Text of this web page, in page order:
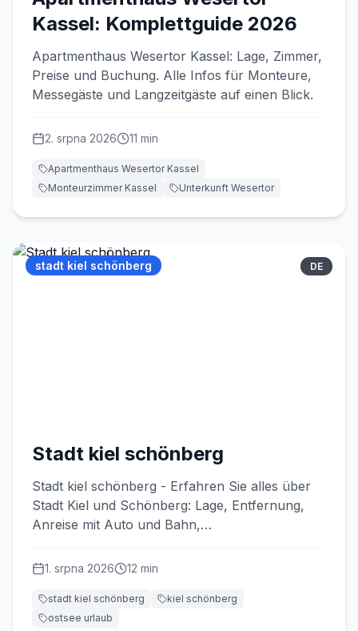
Kassel: Komplettguide 2026
Apartmenthaus Wesertor Kassel: Lage, Zimmer,
Preise und Buchung. Alle Infos für Monteure,
Messegäste und Langzeitgäste auf einen Blick.
2. srpna 2026 11 min
Apartmenthaus Wesertor Kassel
Monteurzimmer Kassel
Unterkunft Wesertor
stadt kiel schönberg DE
Stadt kiel schönberg
Stadt kiel schönberg - Erfahren Sie alles über
Stadt Kiel und Schönberg: Lage, Entfernung,
Anreise mit Auto und Bahn,
1. srpna 2026 12 min
stadt kiel schönberg
kiel schönberg
ostsee urlaub